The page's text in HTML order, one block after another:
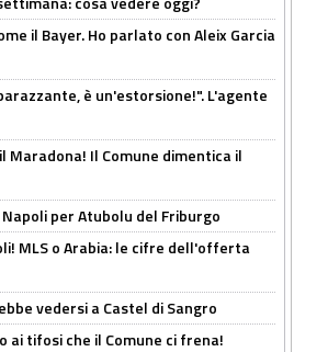
il Bayer. Ho parlato con Aleix Garcia
è un'estorsione!". L'agente
Maradona! Il Comune dimentica il
per Atubolu del Friburgo
MLS o Arabia: le cifre dell'offerta
vedersi a Castel di Sangro
ai tifosi che il Comune ci frena!